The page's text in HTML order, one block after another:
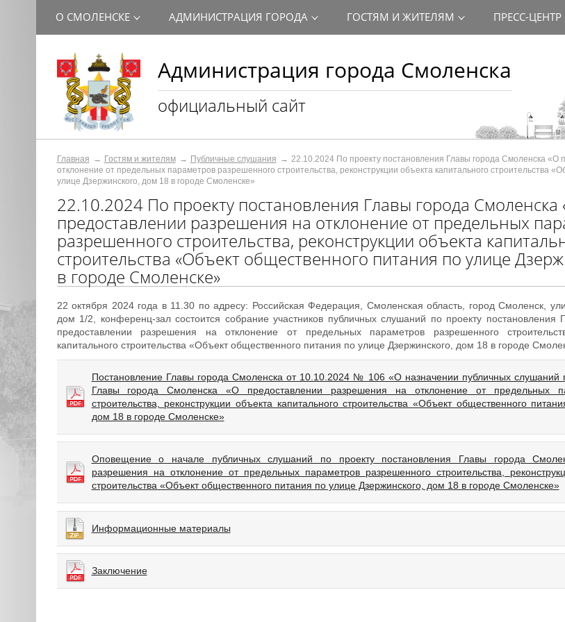
Администрация города Смоленска
официальный сайт
О СМОЛЕНСКЕ АДМИНИСТРАЦИЯ ГОРОДА ГОСТЯМ И ЖИТЕЛЯМ ПРЕСС-ЦЕНТР
Главная Гостям и жителям Публичные слушания
22.10.2024 По проекту постановления Главы города Смоленска «О
отклонение от предельных параметров разрешенного строительства, реконструкции объекта капитального строительства
улице Дзержинского, дом 18 в городе Смоленске»
22.10.2024 По проекту постановления Главы города Смоленска
предоставлении разрешения на отклонение от предельных
разрешенного строительства, реконструкции объекта
строительства «Объект общественного питания по улице
в городе Смоленске»
22 октября 2024 года в 11.30 по адресу: Российская Федерация, Смоленская область, город Смоленск,
дом 1/2, конференц-зал состоится собрание участников публичных слушаний по проекту
предоставлении разрешения на отклонение от предельных параметров разрешенного
капитального строительства «Объект общественного питания по улице Дзержинского, дом 18 в городе
Постановление Главы города Смоленска от 10.10.2024 № 106 «О назначении публичных слушаний
Главы города Смоленска «О предоставлении разрешения на отклонение от предельных
строительства, реконструкции объекта капитального строительства «Объект общественного
дом 18 в городе Смоленске»
Оповещение о начале публичных слушаний по проекту постановления Главы города
разрешения на отклонение от предельных параметров разрешенного строительства,
строительства «Объект общественного питания по улице Дзержинского, дом 18 в городе Смоленске»
Информационные материалы
Заключение